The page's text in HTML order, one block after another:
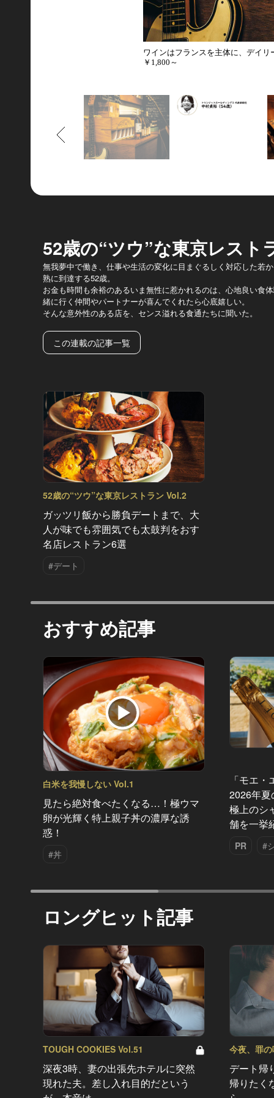
ワインはフランスを主体に、デイ
￥1,800～
もどる
52歳の“ツウ”な東京レスト
無我夢中で働き、仕事や生活の変化に目まぐるしく対応した若
熟に到達する52歳。
お金も時間も余裕のあるいま無性に惹かれるのは、心地良い食
緒に行く仲間やパートナーが喜んでくれたら心底嬉しい。
そんな意外性のある店を、センス溢れる食通たちに聞いた。
この連載の記事一覧
52歳の“ツウ”な東京レストラン Vol.2
ガッツリ飯から勝負デートまで、大
人が味でも雰囲気でも太鼓判をおす
名店レストラン6選
#デート
おすすめ記事
白米を我慢しない Vol.1
見たら絶対食べたくなる…！極ウマ
卵が光輝く特上親子丼の濃厚な誘
惑！
#丼
「モエ
2026年夏
極上のシ
舗を一挙
PR #
ロングヒット記事
TOUGH COOKIES Vol.51
深夜3時、妻の出張先ホテルに突然
現れた夫。差し入れ目的だという
今夜、罪
デート帰
帰りたく